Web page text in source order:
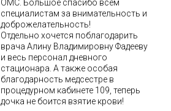
ОМС. Большое спасибо всем
специалистам за внимательность и
доброжелательность!
Отдельно хочется поблагодарить
врача Алину Владимировну Фадееву
и весь персонал дневного
стационара. А также особая
благодарность медсестре в
процедурном кабинете 109, теперь
дочка не боится взятие крови!